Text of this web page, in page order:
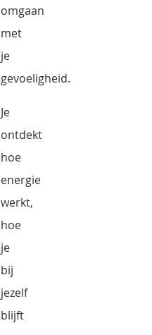
omgaan
met
je
gevoeligheid.
Je
ontdekt
hoe
energie
werkt,
hoe
je
bij
jezelf
blijft